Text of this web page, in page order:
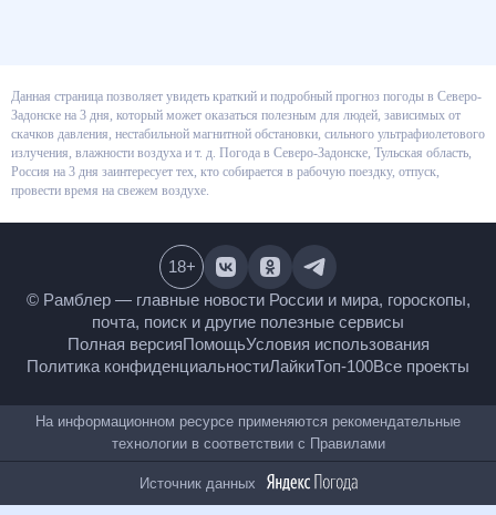
Данная страница позволяет увидеть краткий и подробный прогноз
погоды в Северо-Задонске на 3 дня, который может оказаться полезным
для людей, зависимых от скачков давления, нестабильной магнитной
обстановки, сильного ультрафиолетового излучения, влажности воздуха
и т. д. Погода в Северо-Задонске, Тульская область, Россия на 3 дня
заинтересует тех, кто собирается в рабочую поездку, отпуск, провести
© Рамблер — главные новости России и мира,
гороскопы, почта, поиск и другие полезные сервисы
Полная версияПомощьУсловия использования
Все проекты
18+
На информационном ресурсе применяются
рекомендательные технологии в соответствии с